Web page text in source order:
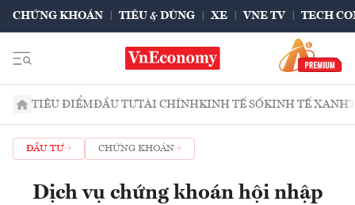
CHỨNG KHOÁN TIÊU & DÙNG XE VNE TV TECH
TIÊU ĐIỂMĐẦU TƯTÀI CHÍNHKINH TẾ SỐKINH TẾ XANH
ĐẦU TƯ CHỨNG KHOÁN
Dịch vụ chứng khoán hội nhập